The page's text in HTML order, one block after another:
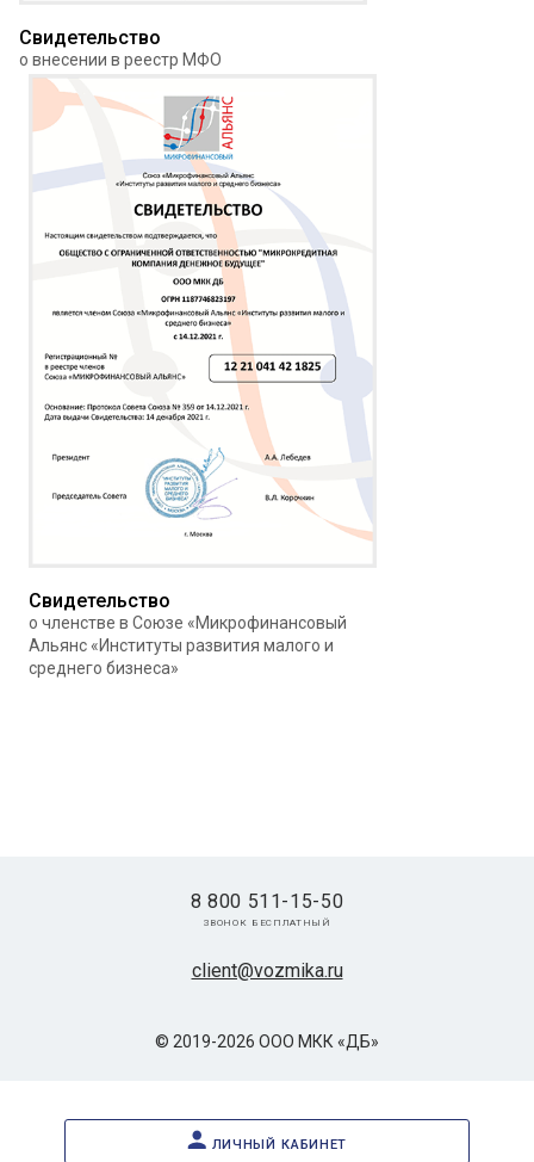
Свидетельство
о внесении в реестр МФО
Свидетельство
о членстве в Союзе «Микрофинансовый
Альянс «Институты развития малого и
среднего бизнеса»
© 2019-2026 ООО МКК «ДБ»
client@vozmika.ru
8 800 511-15-50
звонок бесплатный
личный кабинет